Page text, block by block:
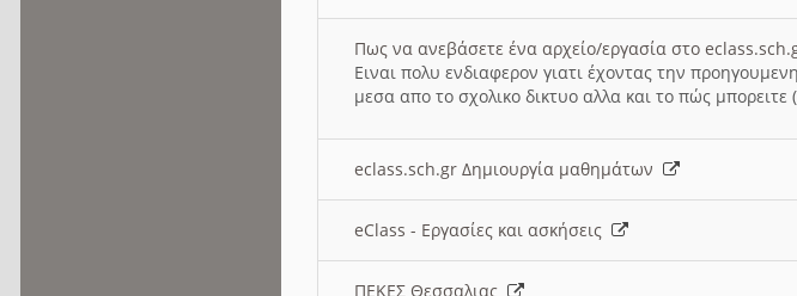
Πως να ανεβάσετε ένα αρχείο/εργασία στο
Ειναι πολυ ενδιαφερον γιατι έχοντας την
μεσα απο το σχολικο δικτυο αλλα και το πώς
eclass.sch.gr Δημιουργία μαθημάτων
eClass - Εργασίες και ασκήσεις
ΠΕΚΕΣ Θεσσαλιας